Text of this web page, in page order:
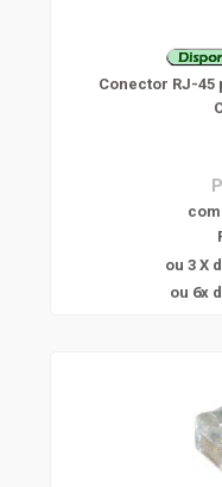
Conector RJ-45
com
ou 3 X
ou 6x